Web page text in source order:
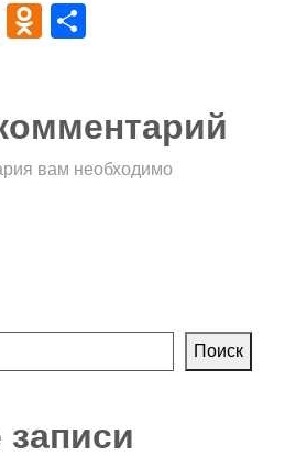
WhatsApp
Odnoklassniki
вам необходимо
Поиск